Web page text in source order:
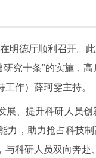
明德厅顺利召开。 此
研究十条”的实施，
作）薛珂雯主持。
展、提升科研人员创
力，助力抢占科技制
与科研人员双向奔赴